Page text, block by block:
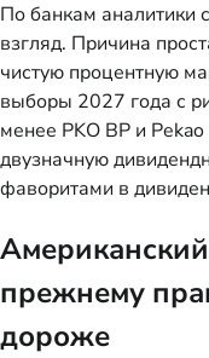
По банкам аналитики
взгляд. Причина
чистую процентную
выборы 2027 года с
менее PKO BP и
двузначную
фаворитами в
прежнему
дороже